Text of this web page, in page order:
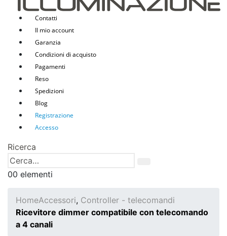
Contatti
Il mio account
Garanzia
Condizioni di acquisto
Pagamenti
Reso
Spedizioni
Blog
Registrazione
Accesso
Ricerca
00 elementi
HomeAccessori, Controller - telecomandi
Ricevitore dimmer compatibile con telecomando
a 4 canali